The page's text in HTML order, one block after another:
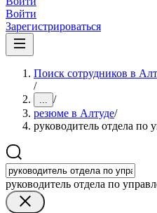
Войти
Зарегистрироваться
Поиск сотрудников в
/
... /
резюме в Алтуде/
руководитель отдела по
руководитель отдела по